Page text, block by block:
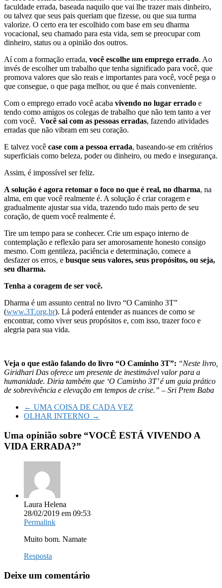
faculdade errada, baseada naquilo que vai lhe trazer mais dinheiro,
ou talvez que seus pais queriam que fizesse, ou que sua turma
valorize. O certo era ter escolhido com base em seu dharma
vocacional, seu chamado para esta vida, sem se preocupar com
dinheiro, status ou a opinião dos outros.
Aí com a formação errada, você escolhe um emprego errado. Ao
invés de escolher um trabalho que tenha significado para você, que
promova valores que são reais e importantes para você, você pega o
que consegue, o que paga melhor, ou que é mais conveniente.
Com o emprego errado você acaba vivendo no lugar errado e
tendo como amigos os colegas de trabalho que não tem tanto a ver
com você. Você sai com as pessoas erradas, fazendo atividades
erradas que não vibram em seu coração.
E talvez você case com a pessoa errada, baseando-se em critérios
superficiais como beleza, poder ou dinheiro, ou medo e insegurança.
Assim, é impossível ser feliz.
A solução é agora retomar o foco no que é real, no dharma, na
alma, em que você realmente é. A solução é criar coragem e
gradualmente ajustar sua vida, trazendo tudo mais perto de seu
coração, de quem você realmente é.
Tire um tempo para se conhecer. Crie um espaço interno de
contemplação e reflexão para ser amorosamente honesto consigo
mesmo. Com gentileza, paciência e determinação, comece a
desfazer os erros, e busque seus valores, seus propósitos, ou seja,
seu dharma.
Tenha a coragem de ser você.
Dharma é um assunto central no livro “O Caminho 3T”
(www.3T.org.br). Lá poderá entender as nuances de como se
encontrar, como viver seus propósitos e, com isso, trazer foco e
alegria para sua vida.
Veja o que estão falando do livro “O Caminho 3T”: “Neste livro,
Giridhari Das oferece um presente de inestimável valor para a
humanidade. Diria também que ‘O Caminho 3T’ é um guia prático
de sobrevivência e elevação em tempos de crise.” – Sri Prem Baba
← UMA COISA DE CADA VEZ
OLHAR INTERNO →
Uma opinião sobre “VOCÊ ESTÁ VIVENDO A
VIDA ERRADA?”
Laura Helena
28/02/2019 em 09:53
Permalink
Muito bom. Namate
Resposta
Deixe um comentário